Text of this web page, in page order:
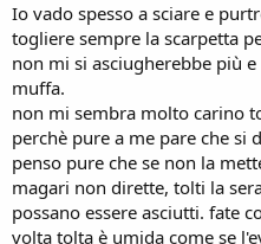
Io vado spesso a sciare e
togliere sempre la scarpetta
non mi si asciugherebbe più
muffa.
non mi sembra molto carino
perchè pure a me pare che si
penso pure che se non la
magari non dirette, tolti la
possano essere asciutti. fate
volta tolta è umida come se